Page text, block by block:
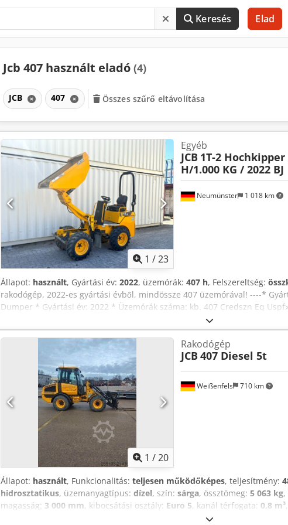
Keresés Elad
Jcb 407 használt eladó (4)
JCB 407 Összes szűrő eltávolítása
1 /23
Neumünster 1 018 km
Egyéb
JCB 1T-2
H/1.000 KG / 2022 BJ
Állapot: használt, Gyártási év: 2022, üzemórák: 407 h, Felszereltség:
rakodógép, 2022-es gyártási évből, mindössze 407 üzemórával! ----*
Dumper * Gyártási év: 2022 * Üzemórák száma: kb. 407 Credszn Eq
Teljesítmény: 16,1 kW * Teherbírás: kb. 1000 kg * Üzemelési súly: 1515
videó is rendelkezésre áll (WhatsApp) * További fényképek igény szerint
nettó + 19% áfa ----További kérdések esetén kérjük, hívja fel: Erik
tájékoztató jellegűek, minden jog fenntartva, a hibák és az előzetes
1 /20
Weißenfels 710 km
Rakodógép
JCB 407 Diesel 5t
Állapot: használt, Funkcionalitás: teljesen működőképes, teljesítmény:
hidrosztatikus, üzemanyagtípus: dízel, szín: sárga, össztömeg: 5 063 kg
magasság: 3 000 mm, kibocsátási osztály: Euro 5, kanál térfogata: 0,8 m³
UVV biztonsági